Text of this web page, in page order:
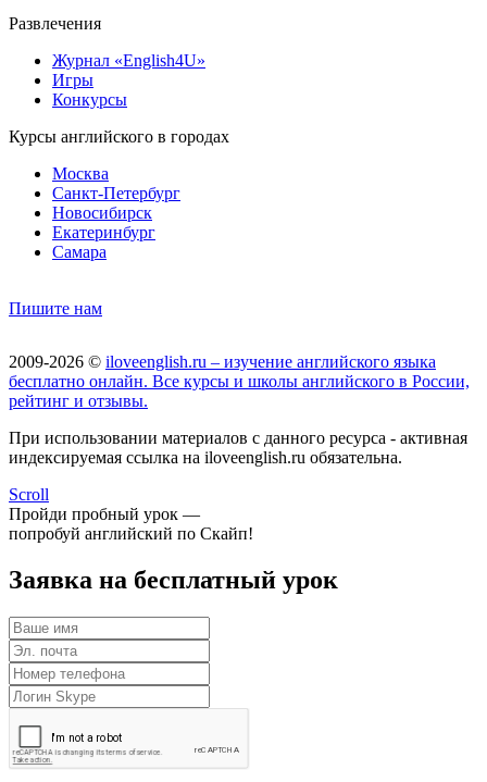
Развлечения
Журнал «English4U»
Игры
Конкурсы
Курсы английского в городах
Москва
Санкт-Петербург
Новосибирск
Екатеринбург
Самара
Пишите нам
2009-2026 © iloveenglish.ru – изучение английского языка
бесплатно онлайн. Все курсы и школы английского в России,
рейтинг и отзывы.
При использовании материалов с данного ресурса - активная
индексируемая ссылка на iloveenglish.ru обязательна.
Scroll
Пройди пробный урок —
попробуй английский по Скайп!
Заявка на бесплатный урок